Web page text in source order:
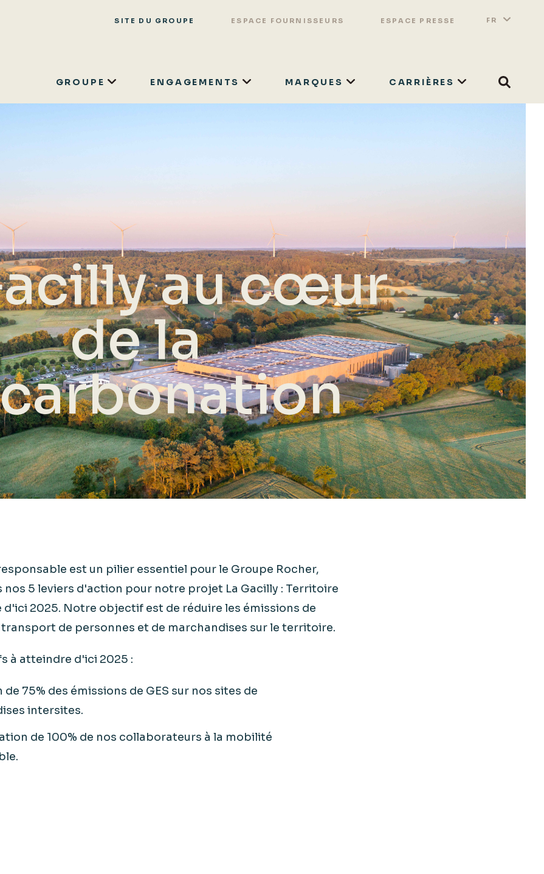
SITE DU GROUPE ESPACE FOURNISSEURS ESPACE PRESSE Switch
FR Lister
Search
GROUPE ENGAGEMENTS MARQUES CARRIÈRES
au cœur
de la
est un pilier essentiel pour le Groupe Rocher,
nos 5 leviers d'action pour notre projet La Gacilly : Territoire
d'ici 2025. Notre objectif est de réduire les émissions de
transport de personnes et de marchandises sur le territoire.
à atteindre d'ici 2025 :
de 75% des émissions de GES sur nos sites de
intersites.
de 100% de nos collaborateurs à la mobilité